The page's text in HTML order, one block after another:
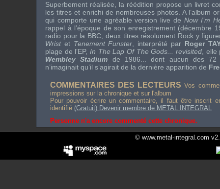
Superbement réalisée, la réédition propose un livret
les titres et enrichi de nombreuses photos. A l’album
qui comporte une agréable version live de Now I’m
rappel à l’époque de son enregistrement (décembre
radio pour la BBC , deux titres résolument Rock y
Wristet Tenement Funster , interprété par Roger
plage de l’EP, In The Lap Of The Gods... revisited ,
Wembley Stadium de 1986... dont aucun des 72
n’imaginait qu’il s’agirait de la dernière apparition de
COMMENTAIRES DES LECTEURS Vos
impressions sur la chronique et sur l'album
Pour pouvoir écrire un commentaire, il faut être inscrit
identifié (Gratuit) Devenir membre de METAL INTEGRAL
Personne n'a encore commenté cette chronique.
© www.metal-integral.com